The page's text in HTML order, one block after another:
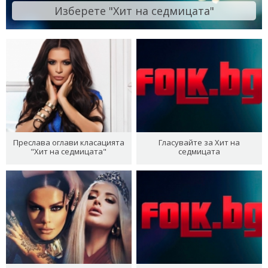
Изберете "Хит на седмицата"
Преслава оглави класацията
"Хит на седмицата"
Гласувайте за Хит на
седмицата